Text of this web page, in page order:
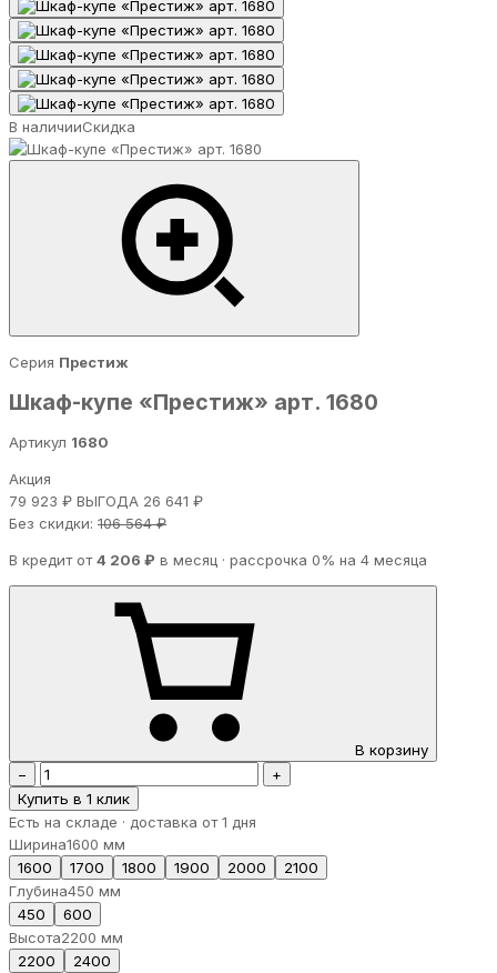
В наличииСкидка
Серия Престиж
Шкаф-купе «Престиж» арт. 1680
Артикул 1680
Акция
79 923 ₽ ВЫГОДА 26 641 ₽
Без скидки: 106 564 ₽
В кредит от4 206 ₽ в месяц · рассрочка 0% на 4 месяца
В корзину
−
+
Купить в 1 клик
Есть на складе · доставка от 1 дня
Ширина1600 мм
1600
1700 1800 1900 2000
2100
Глубина450 мм
450
600
Высота2200 мм
2200
2400